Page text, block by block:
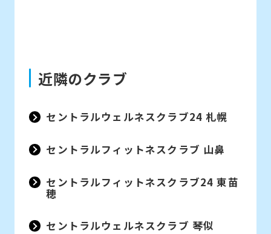
近隣のクラブ
セントラルウェルネスクラブ24 札幌
セントラルフィットネスクラブ 山鼻
セントラルフィットネスクラブ24 東苗
穂
セントラルウェルネスクラブ 琴似
differ
from
original
We